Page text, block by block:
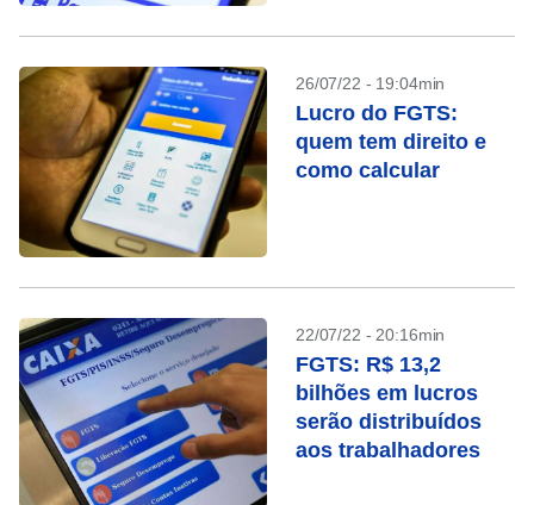
26/07/22 - 19:04min
Lucro do FGTS:
quem tem direito e
como calcular
22/07/22 - 20:16min
FGTS: R$ 13,2
bilhões em lucros
serão distribuídos
aos trabalhadores